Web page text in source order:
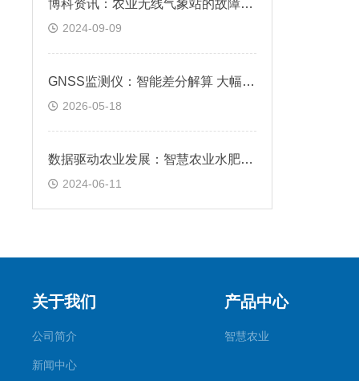
博科资讯：农业无线气象站的故障诊断和修复有哪些步骤？
2024-09-09
GNSS监测仪：智能差分解算 大幅提升监测精准度
2026-05-18
数据驱动农业发展：智慧农业水肥一体化的监测重要性解析
2024-06-11
关于我们
公司简介
新闻中心
产品中心
智慧农业